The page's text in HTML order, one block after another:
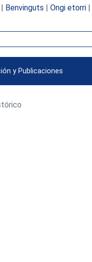
Benvinguts | Ongi etorri|
y Publicaciones